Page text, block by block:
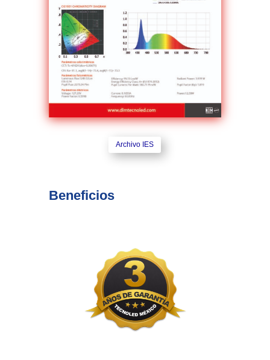
Archivo IES
Beneficios